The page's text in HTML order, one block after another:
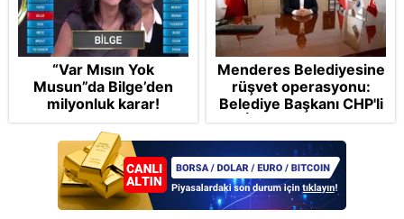
“Var Mısın Yok
Musun”da Bilge’den
milyonluk karar!
Menderes Belediyesine
rüşvet operasyonu:
Belediye Başkanı CHP'li
İlkay Çiçek'in de
aralarında olduğu 13
şüpheli gözaltında